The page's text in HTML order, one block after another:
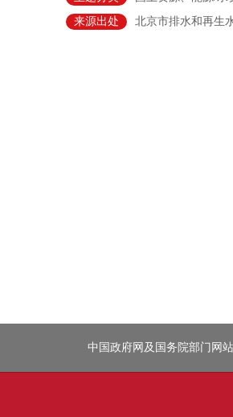
来源出处
北京市排水和再生
中国政府网及国务院部门网站